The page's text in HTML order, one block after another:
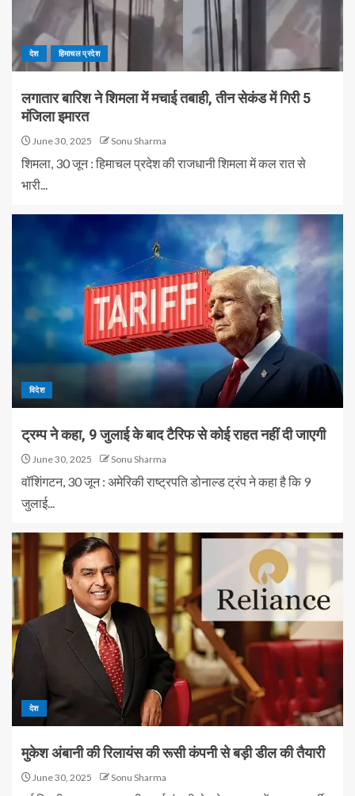
देश हिमाचल प्रदेश
लगातार बारिश ने शिमला में मचाई तबाही, तीन सेकंड में गिरी 5
मंजिला इमारत
June 30, 2025 Sonu Sharma
शिमला, 30 जून : हिमाचल प्रदेश की राजधानी शिमला में कल रात से
भारी...
विदेश
ट्रम्प ने कहा, 9 जुलाई के बाद टैरिफ से कोई राहत नहीं दी जाएगी
June 30, 2025 Sonu Sharma
वॉशिंगटन, 30 जून : अमेरिकी राष्ट्रपति डोनाल्ड ट्रंप ने कहा है कि 9
जुलाई...
देश
मुकेश अंबानी की रिलायंस की रूसी कंपनी से बड़ी डील की तैयारी
June 30, 2025 Sonu Sharma